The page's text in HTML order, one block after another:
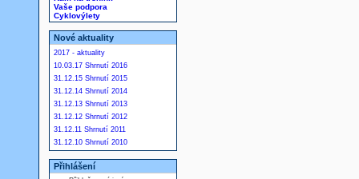
Vaše podpora
Cyklovýlety
Nové aktuality
2017 - aktuality
10.03.17 Shrnutí 2016
31.12.15 Shrnutí 2015
31.12.14 Shrnutí 2014
31.12.13 Shrnutí 2013
31.12.12 Shrnutí 2012
31.12.11 Shrnutí 2011
31.12.10 Shrnutí 2010
Přihlášení